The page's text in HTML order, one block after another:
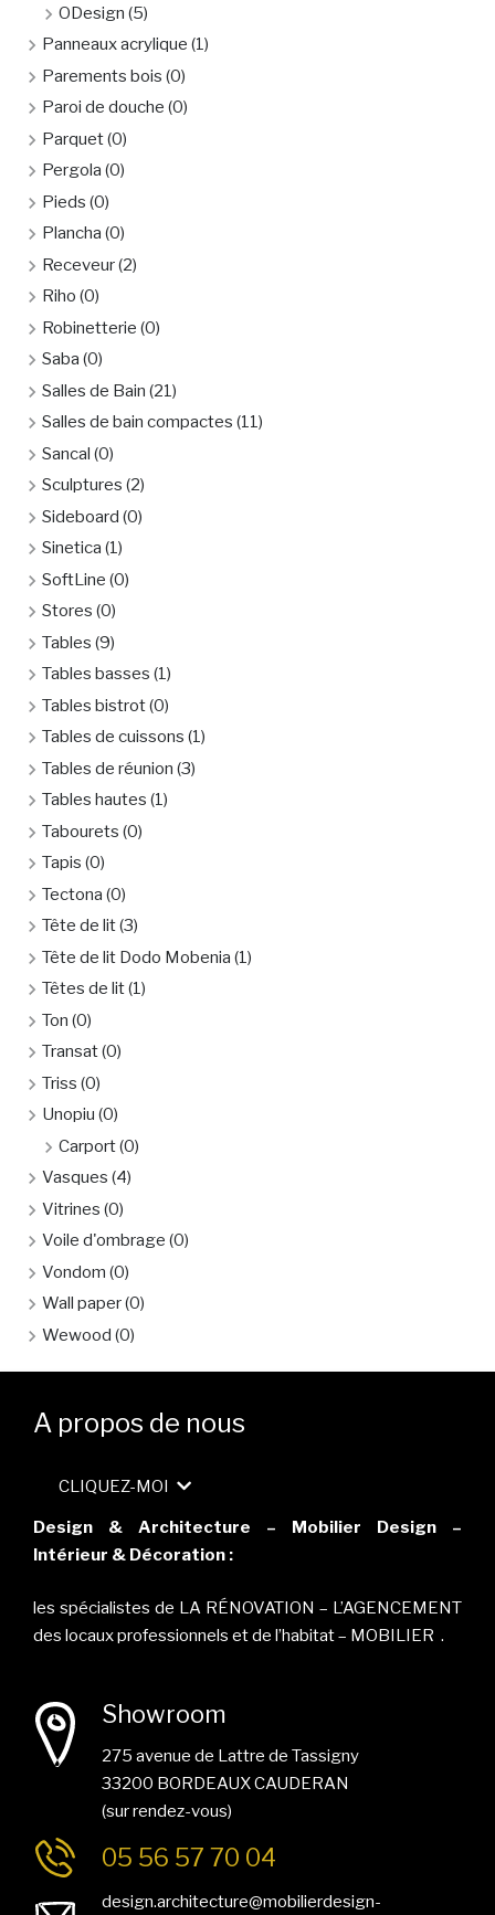
ODesign (5)
Panneaux acrylique (1)
Parements bois (0)
Paroi de douche (0)
Parquet(0)
Pergola (0)
Pieds (0)
Plancha (0)
Receveur(2)
Riho (0)
Robinetterie (0)
Saba (0)
Salles de Bain (21)
Salles de bain compactes (11)
Sancal (0)
Sculptures (2)
Sideboard (0)
Sinetica (1)
SoftLine (0)
Stores (0)
Tables (9)
Tables basses (1)
Tables bistrot(0)
Tables de cuissons (1)
Tables de réunion (3)
Tables hautes (1)
Tabourets (0)
Tapis (0)
Tectona (0)
Tête de lit(3)
Tête de lit Dodo Mobenia (1)
Têtes de lit(1)
Ton (0)
Transat(0)
Triss (0)
Unopiu (0)
Carport(0)
Vasques (4)
Vitrines (0)
Voile d'ombrage (0)
Vondom (0)
Wall paper(0)
Wewood (0)
A propos de nous
CLIQUEZ-MOI
Design & Architecture – Mobilier Design –
Intérieur & Décoration :
les spécialistes de LA RÉNOVATION – L’AGENCEMENT
des locaux professionnels et de l’habitat – MOBILIER .
Showroom
275 avenue de Lattre de Tassigny
33200 BORDEAUX CAUDERAN
(sur rendez-vous)
05 56 57 70 04
design.architecture@mobilierdesign-